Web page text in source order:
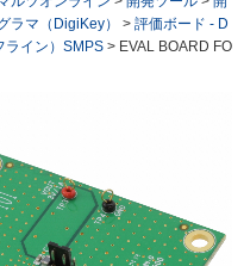
ラマ（DigiKey）
> 評価ボード - D
ライン）SMPS > EVAL BOARD FO